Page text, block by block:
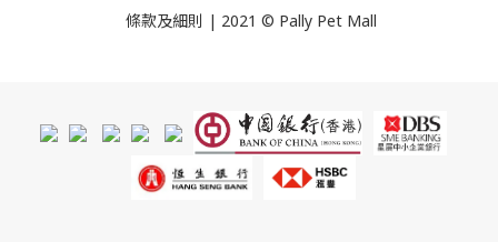
條款及細則 | 2021 © Pally Pet Mall